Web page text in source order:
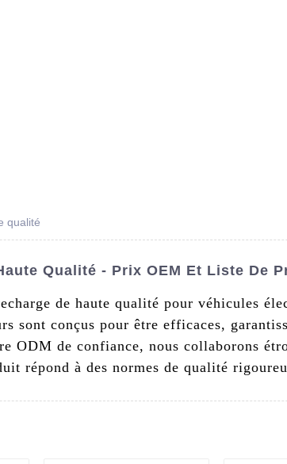
qualité
Qualité - Prix OEM Et Liste De
de haute qualité pour véhicules
sont conçus pour être efficaces,
ODM de confiance, nous collaborons
répond à des normes de qualité